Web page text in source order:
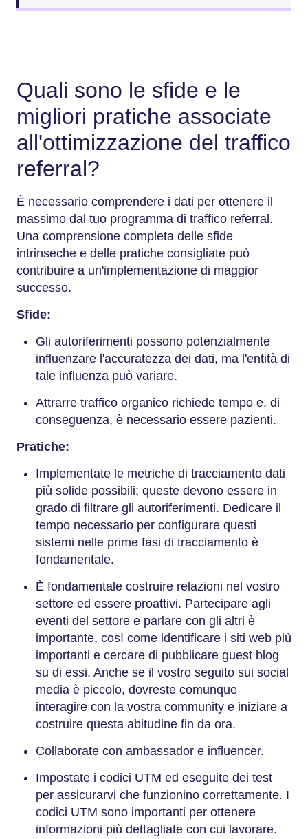
Quali sono le sfide e le
migliori pratiche associate
all'ottimizzazione del traffico
referral?
È necessario comprendere i dati per ottenere il
massimo dal tuo programma di traffico referral.
Una comprensione completa delle sfide
intrinseche e delle pratiche consigliate può
contribuire a un'implementazione di maggior
successo.
Sfide:
Gli autoriferimenti possono potenzialmente
influenzare l'accuratezza dei dati, ma l'entità di
tale influenza può variare.
Attrarre traffico organico richiede tempo e, di
conseguenza, è necessario essere pazienti.
Pratiche:
Implementate le metriche di tracciamento dati
più solide possibili; queste devono essere in
grado di filtrare gli autoriferimenti. Dedicare il
tempo necessario per configurare questi
sistemi nelle prime fasi di tracciamento è
fondamentale.
È fondamentale costruire relazioni nel vostro
settore ed essere proattivi. Partecipare agli
eventi del settore e parlare con gli altri è
importante, così come identificare i siti web più
importanti e cercare di pubblicare guest blog
su di essi. Anche se il vostro seguito sui social
media è piccolo, dovreste comunque
interagire con la vostra community e iniziare a
costruire questa abitudine fin da ora.
Collaborate con ambassador e influencer.
Impostate i codici UTM ed eseguite dei test
per assicurarvi che funzionino correttamente. I
codici UTM sono importanti per ottenere
informazioni più dettagliate con cui lavorare.